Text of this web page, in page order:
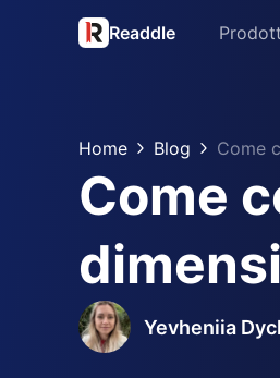
Readdle
Spark
Scanner
Fluix
Home Blog Come
Come
Yevheniia